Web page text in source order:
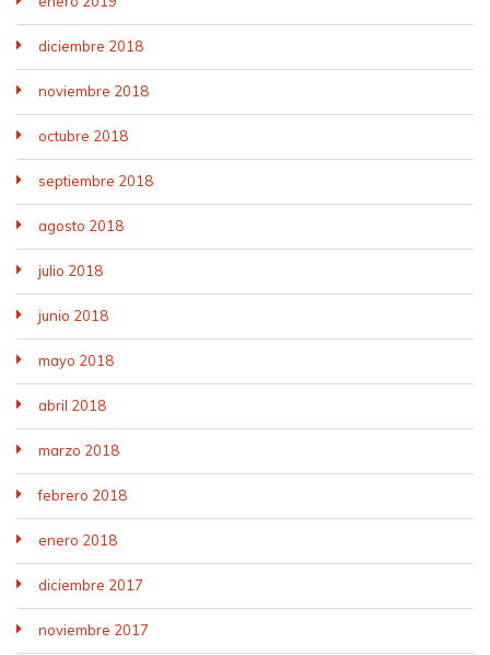
diciembre 2018
noviembre 2018
octubre 2018
septiembre 2018
agosto 2018
julio 2018
junio 2018
mayo 2018
abril 2018
marzo 2018
febrero 2018
enero 2018
diciembre 2017
noviembre 2017